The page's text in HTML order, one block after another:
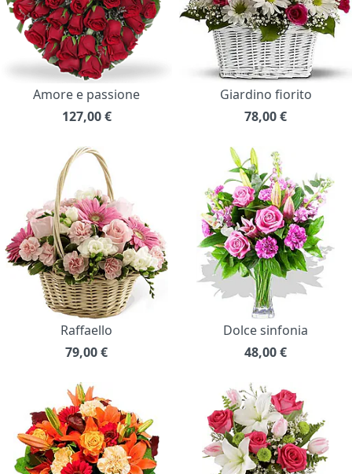
Amore e passione
127,00 €
Giardino fiorito
78,00€
Raffaello
79,00€
Dolce sinfonia
48,00€